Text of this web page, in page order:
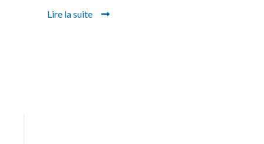
Lire la suite